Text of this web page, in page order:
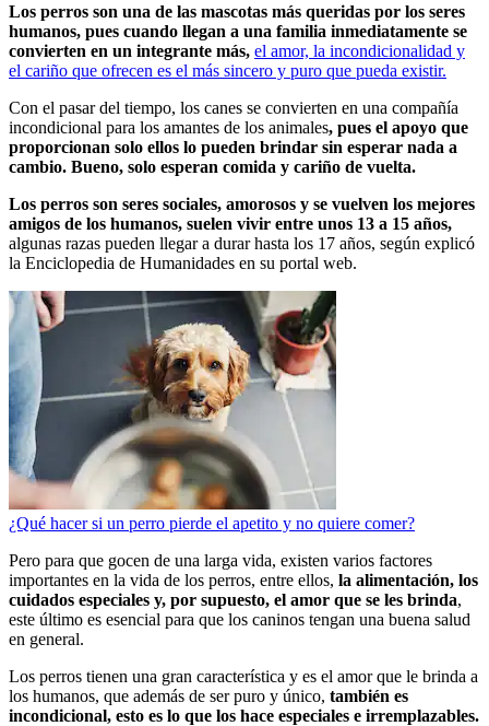
Los perros son una de las mascotas más queridas por los seres
humanos, pues cuando llegan a una familia inmediatamente se
convierten en un integrante más, el amor, la incondicionalidad y
el cariño que ofrecen es el más sincero y puro que pueda existir.
Con el pasar del tiempo, los canes se convierten en una compañía
incondicional para los amantes de los animales, pues el apoyo que
proporcionan solo ellos lo pueden brindar sin esperar nada a
cambio. Bueno, solo esperan comida y cariño de vuelta.
Los perros son seres sociales, amorosos y se vuelven los mejores
amigos de los humanos, suelen vivir entre unos 13 a 15 años,
algunas razas pueden llegar a durar hasta los 17 años, según explicó
la Enciclopedia de Humanidades en su portal web.
¿Qué hacer si un perro pierde el apetito y no quiere comer?
Pero para que gocen de una larga vida, existen varios factores
importantes en la vida de los perros, entre ellos, la alimentación, los
cuidados especiales y, por supuesto, el amor que se les brinda,
este último es esencial para que los caninos tengan una buena salud
en general.
Los perros tienen una gran característica y es el amor que le brinda a
los humanos, que además de ser puro y único, también es
incondicional, esto es lo que los hace especiales e irremplazables.